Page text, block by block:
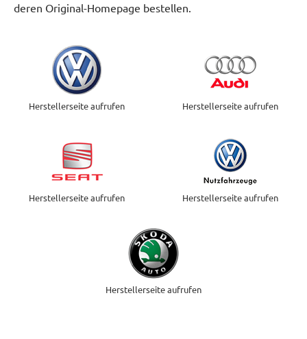
deren Original-Homepage bestellen.
Herstellerseite aufrufen Herstellerseite aufrufen
Herstellerseite aufrufen Herstellerseite aufrufen
Herstellerseite aufrufen